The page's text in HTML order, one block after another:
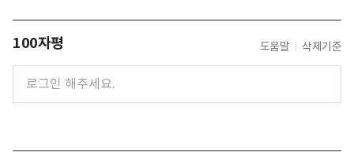
100자평 도움말 삭제기준